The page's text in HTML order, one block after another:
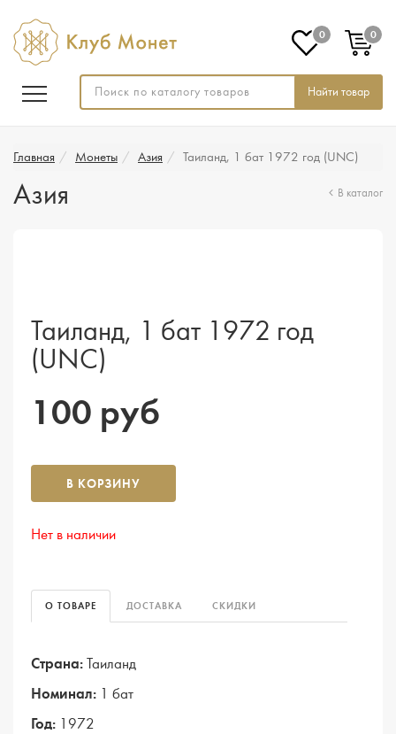
Найти товар
0 0
Главная Монеты Азия Таиланд, 1 бат 1972 год (UNC)
Азия В каталог
Таиланд, 1 бат 1972 год
(UNC)
100 руб
В КОРЗИНУ
Нет в наличии
О ТОВАРЕ ДОСТАВКА СКИДКИ
Страна: Таиланд
Номинал: 1 бат
Год: 1972